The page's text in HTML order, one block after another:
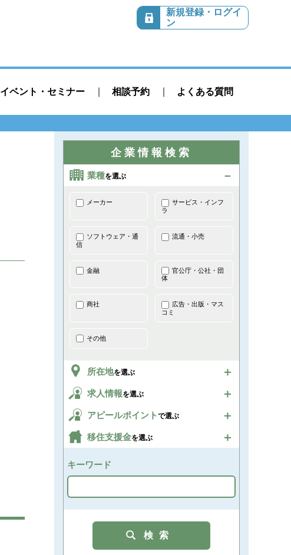
新規登録・ログイ
ン
イベント・セミナー 相談予約 よくある質問
企業情報検索
業種を選ぶ
メーカー
サービス・インフ
ラ
ソフトウェア・通
信
流通・小売
金融
官公庁・公社・団
体
商社
広告・出版・マス
コミ
その他
所在地を選ぶ
求人情報を選ぶ
アピールポイント で選ぶ
移住支援金を選ぶ
キーワード
検索